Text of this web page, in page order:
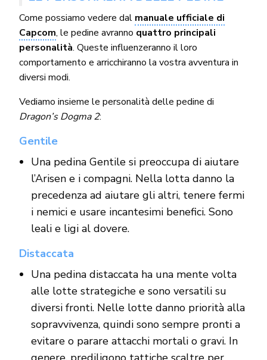
Come possiamo vedere dal manuale ufficiale di
Capcom, le pedine avranno quattro principali
personalità. Queste influenzeranno il loro
comportamento e arricchiranno la vostra avventura in
diversi modi.
Vediamo insieme le personalità delle pedine di
Dragon’s Dogma 2:
Gentile
Una pedina Gentile si preoccupa di aiutare
l’Arisen e i compagni. Nella lotta danno la
precedenza ad aiutare gli altri, tenere fermi
i nemici e usare incantesimi benefici. Sono
leali e ligi al dovere.
Distaccata
Una pedina distaccata ha una mente volta
alle lotte strategiche e sono versatili su
diversi fronti. Nelle lotte danno priorità alla
sopravvivenza, quindi sono sempre pronti a
evitare o parare attacchi mortali o gravi. In